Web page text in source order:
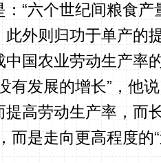
“六个世纪间粮食
外则归功于单产的
国农业劳动生产率
有发展的增长”，他
高劳动生产率，而
而是走向更高程度的